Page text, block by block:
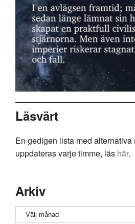
Läsvärt
En gedigen lista med alternativa
uppdateras varje timme, läs här.
Arkiv
Arkiv